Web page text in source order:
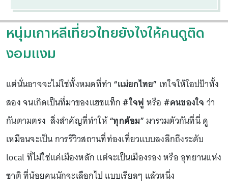
หนุ่มเกาหลีเที่ยวไทยยังไงให้คนดูติด
งอมแงม
แต่นั่นอาจจะไม่ใช่ทั้งหมดที่ทำ “แม่ยกไทย” เทใจให้โอปป้าทั้ง
สอง จนเกิดเป็นที่มาของแฮชแท็ก#ใจฟู หรือ #คนของใจ ว่า
กันตามตรง สิ่งสำคัญที่ทำให้“ทุกด้อม”มารวมตัวกันที่นี่ ดู
เหมือนจะเป็น การรีวิวสถานที่ท่องเที่ยวแบบลงลึกถึงระดับ
local ที่ไม่ใช่แค่เมืองหลัก แต่จะเป็นเมืองรอง หรือ อุทยานแห่ง
ชาติ ที่น้อยคนนักจะเลือกไป แบบเรียลๆ แล้วหนึ่ง